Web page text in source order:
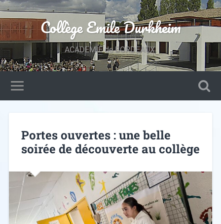
Collège Emile Durkheim
ACADEMIE de BORDEAUX.
Portes ouvertes : une belle
soirée de découverte au collège